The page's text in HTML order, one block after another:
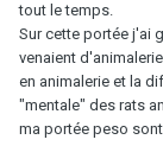
tout le temps.
Sur cette portée j'ai
venaient
en animalerie et la
"mentale" des rats
ma portée peso